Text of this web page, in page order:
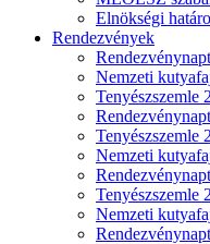
Elnökségi
Rendezvények
Nemzeti
Tenyészszemle
Tenyészszemle
Nemzeti
Tenyészszemle
Nemzeti